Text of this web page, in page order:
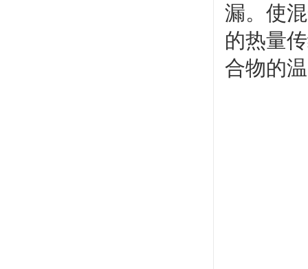
漏。使
的热量
合物的